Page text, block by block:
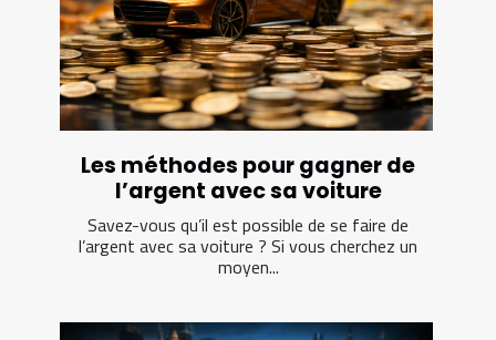
Les méthodes pour gagner de
l’argent avec sa voiture
Savez-vous qu’il est possible de se faire de
l’argent avec sa voiture ? Si vous cherchez un
moyen...